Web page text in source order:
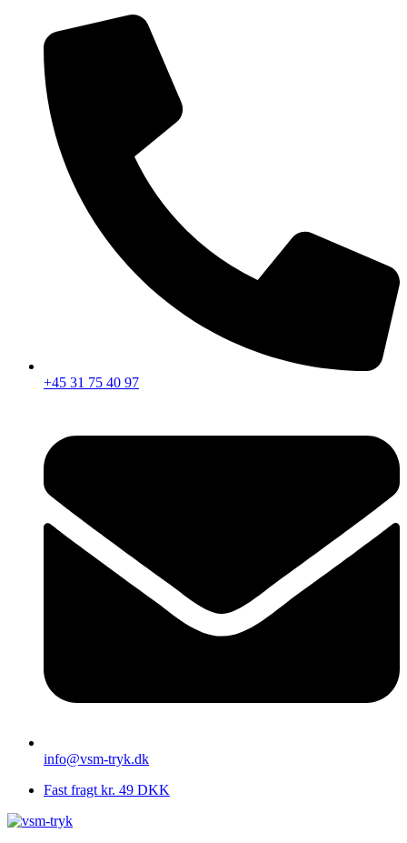
indhold
+45 31 75 40 97
info@vsm-tryk.dk
Fast fragt kr. 49 DKK